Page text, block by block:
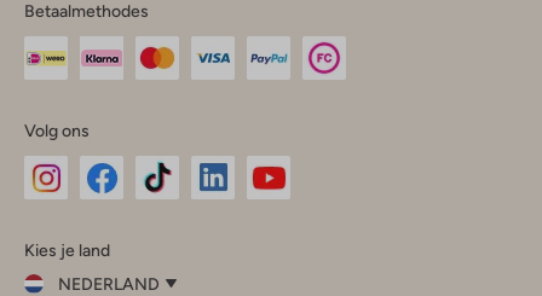
Betaalmethodes
Volg ons
InstagramFacebook
Kies je land
NEDERLAND